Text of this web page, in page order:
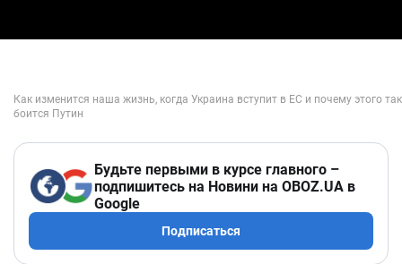
Будьте первыми в курсе главного –
подпишитесь на Новини на OBOZ.UA в
Google
Подписаться